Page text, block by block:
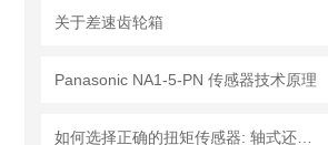
关于差速齿轮箱
Panasonic NA1-5-PN 传感器技术原理